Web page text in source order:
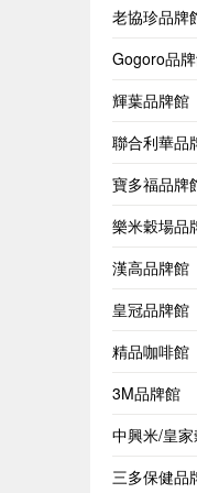
老協珍品牌
Gogoro品
輝葉品牌館
聯合利華品
寶多福品牌
樂米穀場品
漢高品牌館
皇冠品牌館
精品咖啡館
3M品牌館
中興米/皇
三多保健品